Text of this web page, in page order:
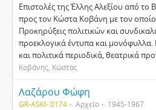
Επιστολές της Έλλης Αλεξίου από το
προς τον Κώστα Κοβάνη με τον
Προκηρύξεις πολιτικών και
προεκλογικά έντυπα και μονόφυλλα.
και πολιτικά περιοδικά, θεατρικά
Κοβάνης, Κώστας
Λαζάρου Φώφη
GR-ASKI- 0174 Αρχείο 1945-1967